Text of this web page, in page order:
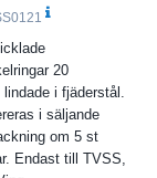
20
i fjäderstål.
i säljande
om 5 st
Endast till TVSS,